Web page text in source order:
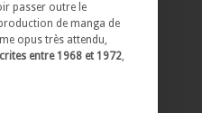
passer outre le
de manga de
opus très attendu,
entre 1968 et 1972,